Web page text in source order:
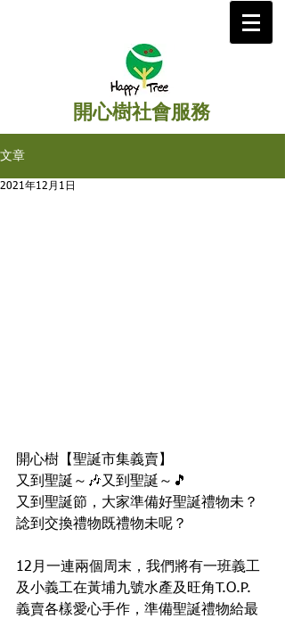
開心樹社會服務
文章
2021年12月1日
開心樹【聖誕市集義賣】
又到聖誕～🎶又到聖誕～🎵
又到聖誕節，大家準備好聖誕禮物未？
諗到交換禮物既禮物未呢？
12月一連兩個周末，我們將有一班義工
及小義工在黃埔九號水產及旺角T.O.P.
義賣各樣愛心手作，準備聖誕禮物給最